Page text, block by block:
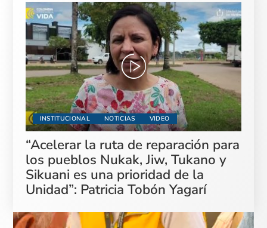
INSTITUCIONAL NOTICIAS VIDEO
“Acelerar la ruta de reparación para
los pueblos Nukak, Jiw, Tukano y
Sikuani es una prioridad de la
Unidad”: Patricia Tobón Yagarí